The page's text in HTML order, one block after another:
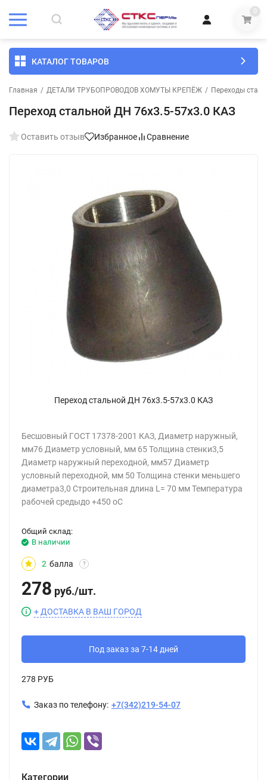
0
КАТАЛОГ ТОВАРОВ
Главная / ДЕТАЛИ ТРУБОПРОВОДОВ ХОМУТЫ КРЕПЁЖ / Переходы
Переход стальной ДН 76х3.5-57х3.0 КАЗ
Оставить отзыв Избранное Сравнение
Переход стальной ДН 76х3.5-57х3.0 КАЗ
Бесшовный ГОСТ 17378-2001 КАЗ, Диаметр наружный,
мм76 Диаметр условный, мм 65 Толщина стенки3,5
Диаметр наружный переходной, мм57 Диаметр
условный переходной, мм 50 Толщина стенки меньшего
диаметра3,0 Строительная длина L= 70 мм Температура
рабочей средыдо +450 oC
Общий склад:
В наличии
2 балла ?
278 руб./шт.
+ ДОСТАВКА В ВАШ ГОРОД
Под заказ за 7-14 дней
278 РУБ
Заказ по телефону: +7(342)219-54-07
Категории